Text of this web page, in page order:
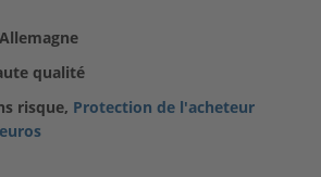
qualité
risque, Protection de l'acheteur